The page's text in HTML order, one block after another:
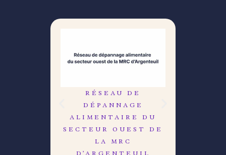
RÉSEAU DE
DÉPANNAGE
ALIMENTAIRE DU
SECTEUR OUEST DE
LA MRC
D’ARGENTEUIL